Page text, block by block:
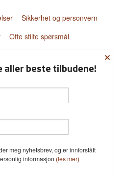
Sikkerhet og personvern
Ofte stilte spørsmål
bruker cookies slik at
hovedsaklig til å lagre
og huske hva du
×
aller beste tilbudene!
meg nyhetsbrev, og er innforstått
informasjon (les mer)